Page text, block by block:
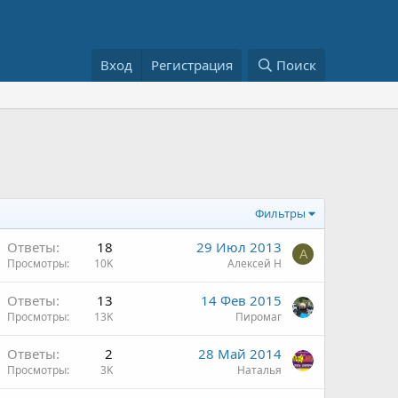
Вход Регистрация Поиск
Фильтры
Ответы 18
Просмотры 10K
29 Июл 2013
Алексей Н
А
Ответы 13
Просмотры 13K
14 Фев 2015
Пиромаг
Ответы 2
Просмотры 3K
28 Май 2014
Наталья